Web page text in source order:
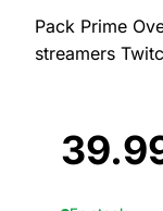
Pack Prime
streamers